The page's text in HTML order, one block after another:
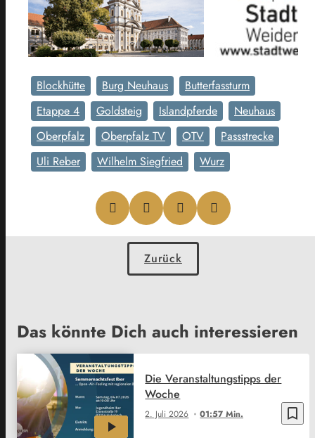
Blockhütte Burg Neuhaus
Butterfassturm
Etappe 4
Goldsteig Islandpferde
Neuhaus
Oberpfalz
Oberpfalz TV OTV
Passstrecke
Uli Reber
Wilhelm Siegfried Wurz
Zurück
Das könnte Dich auch interessieren
bookmark_border
2. Juli 2026 01:57 Min.
Die Veranstaltungstipps der
Woche